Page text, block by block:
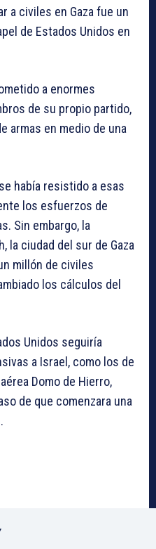
a civiles en Gaza fue un
de Estados Unidos en
a enormes
de su propio partido,
armas en medio de una
había resistido a esas
los esfuerzos de
Sin embargo, la
la ciudad del sur de Gaza
millón de civiles
los cálculos del
Unidos seguiría
a Israel, como los de
Domo de Hierro,
de que comenzara una